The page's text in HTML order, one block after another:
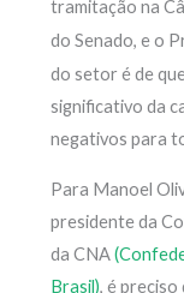
tramitação na
do Senado, e o
do setor é de
significativo da
negativos para
Para Manoel
presidente da
da CNA
Brasil), é